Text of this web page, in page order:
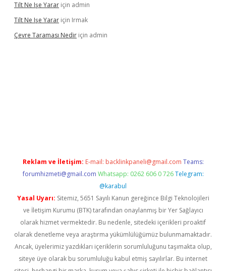
Tilt Ne Işe Yarar için admin
Tilt Ne Işe Yarar için Irmak
Çevre Taraması Nedir için admin
Reklam ve İletişim: E-mail: backlinkpaneli@gmail.com Teams:
forumhizmeti@gmail.com Whatsapp: 0262 606 0 726 Telegram:
@karabul
Yasal Uyarı: Sitemiz, 5651 Sayılı Kanun gereğince Bilgi Teknolojileri
ve İletişim Kurumu (BTK) tarafından onaylanmış bir Yer Sağlayıcı
olarak hizmet vermektedir. Bu nedenle, sitedeki içerikleri proaktif
olarak denetleme veya araştırma yükümlülüğümüz bulunmamaktadır.
Ancak, üyelerimiz yazdıkları içeriklerin sorumluluğunu taşımakta olup,
siteye üye olarak bu sorumluluğu kabul etmiş sayılırlar. Bu internet